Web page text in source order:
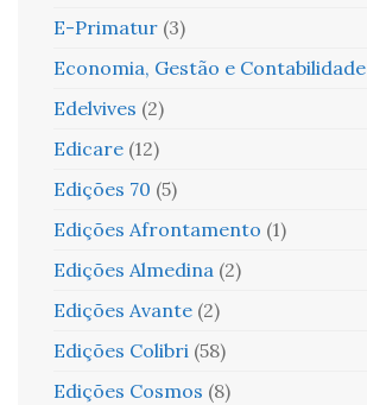
E-Primatur (3)
Economia, Gestão e Contabilidade
Edelvives (2)
Edicare (12)
Edições 70 (5)
Edições Afrontamento (1)
Edições Almedina (2)
Edições Avante (2)
Edições Colibri (58)
Edições Cosmos (8)